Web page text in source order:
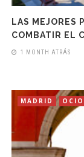
LAS MEJORES
COMBATIR EL
1 MONTH ATRÁS
MADRID